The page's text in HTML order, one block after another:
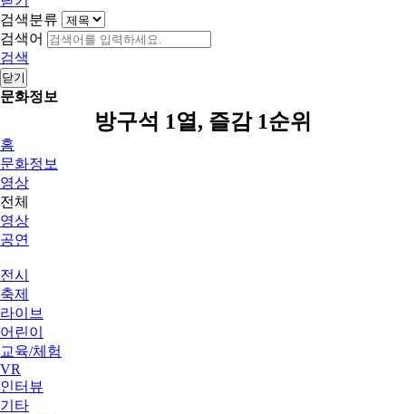
검색분류
검색어
검색
닫기
문화정보
방구석 1열, 즐감 1순위
홈
문화정보
영상
전체
영상
공연
전시
축제
라이브
어린이
교육/체험
VR
인터뷰
기타